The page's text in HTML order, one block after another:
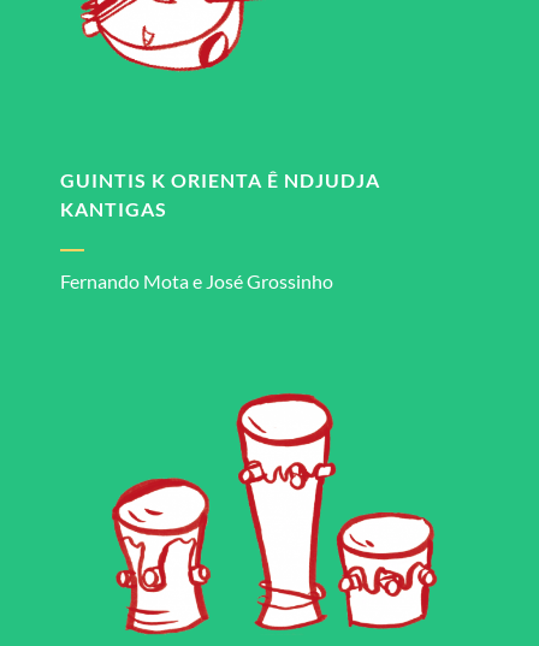
GUINTIS K ORIENTA Ê NDJUDJA
KANTIGAS
Fernando Mota e José Grossinho